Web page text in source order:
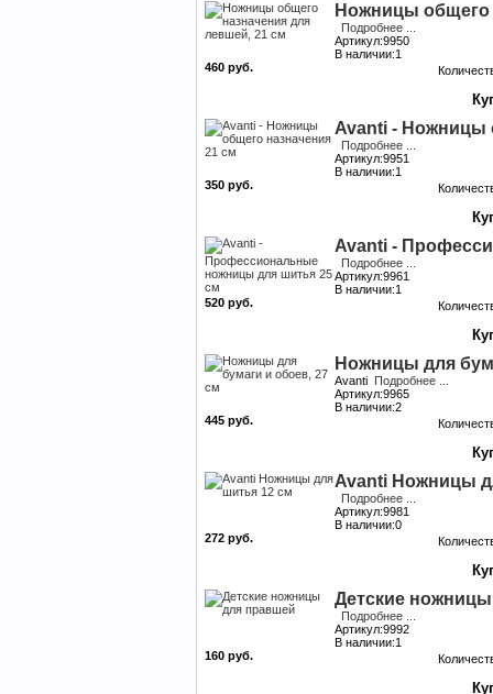
Ножницы общего
Подробнее ...
Артикул:9950
В наличии:1
460 руб.
Avanti - Ножницы
Подробнее ...
Артикул:9951
В наличии:1
350 руб.
Avanti -
Подробнее ...
Артикул:9961
В наличии:1
520 руб.
Ножницы для
Avanti Подробнее ...
Артикул:9965
В наличии:2
445 руб.
Avanti Ножницы
Подробнее ...
Артикул:9981
В наличии:0
272 руб.
Детские
Подробнее ...
Артикул:9992
В наличии:1
160 руб.